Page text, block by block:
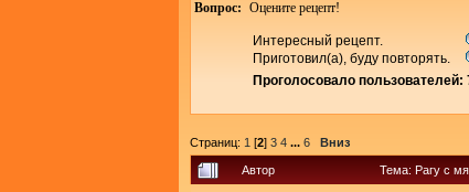
Вопрос: Оцените рецепт!
Интересный рецепт.
Приготовил(а), буду повторять.
Проголосовало пользователей:
Страниц: 1 [2] 3 4 ... 6 Вниз
Автор Тема: Рагу с